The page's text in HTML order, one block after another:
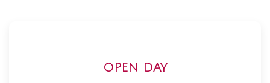
OPEN DAY